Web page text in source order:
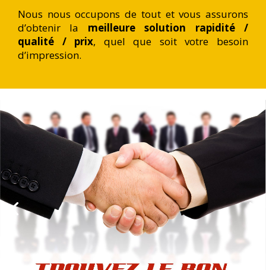
Nous nous occupons de tout et vous assurons
d’obtenir la meilleure solution rapidité /
qualité / prix, quel que soit votre besoin
d’impression.